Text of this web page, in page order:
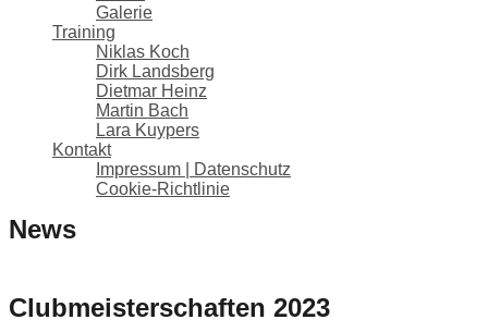
Galerie
Training
Niklas Koch
Dirk Landsberg
Dietmar Heinz
Martin Bach
Lara Kuypers
Kontakt
Impressum | Datenschutz
Cookie-Richtlinie
News
Clubmeisterschaften 2023